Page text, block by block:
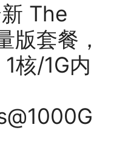
The
版套餐，
核/1G内